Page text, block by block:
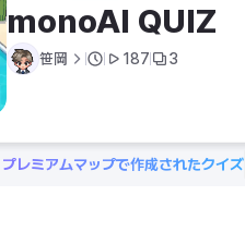
monoAI QUIZ
笹岡 187 3
プレミアムマップで作成されたクイズ